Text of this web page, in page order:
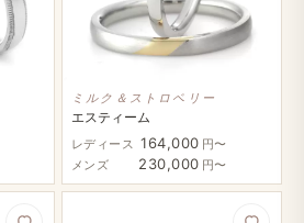
ミルク＆ストロベリー
エスティーム
レディース 164,000 円〜
メンズ
230,000 円〜